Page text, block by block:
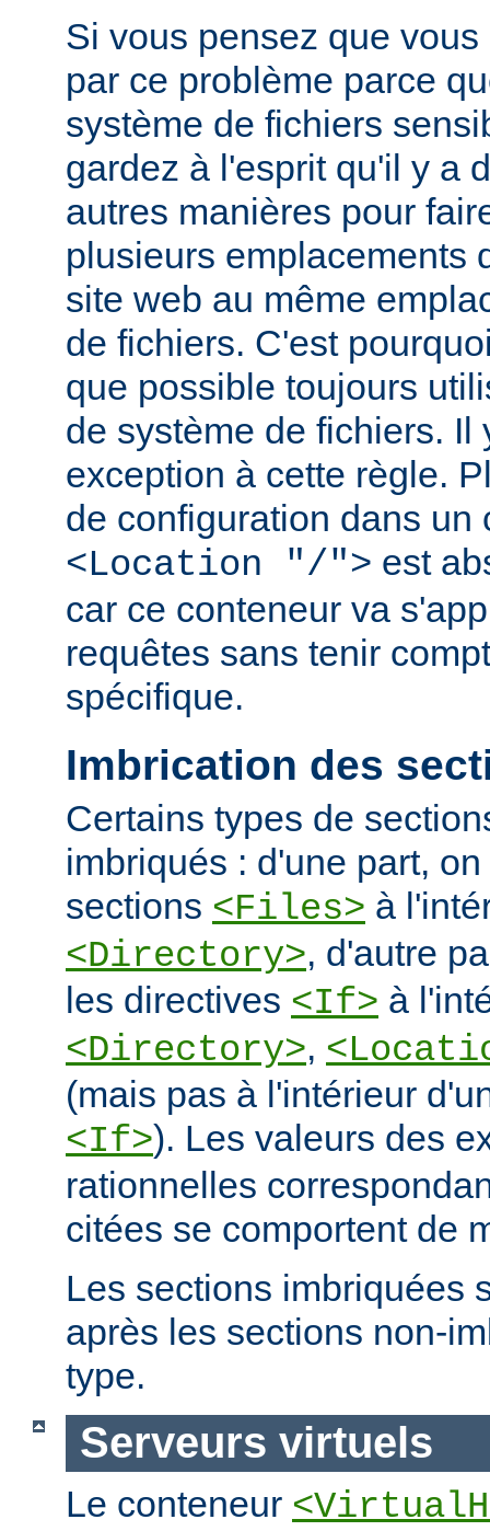
Si vous pensez que
par ce problème parce
système de fichiers
gardez à l'esprit qu'il y a
autres manières pour
plusieurs emplacements
site web au même
de fichiers. C'est
que possible toujours
de système de fichiers. Il
exception à cette règle.
de configuration dans un
<Location "/"> est
car ce conteneur va
requêtes sans tenir
spécifique.
Imbrication des
Certains types de
imbriqués : d'une part,
sections <Files> à
<Directory>, d'autre
les directives <If> à
<Directory>,
(mais pas à l'intérieur
<If>). Les valeurs des
rationnelles
citées se comportent de
Les sections imbriquées
après les sections non-
type.
Serveurs virtuels
Le conteneur